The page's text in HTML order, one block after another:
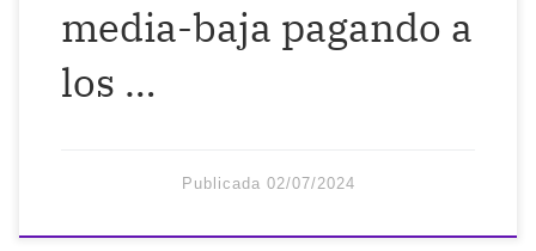
media-baja pagando a
los …
Publicada 02/07/2024